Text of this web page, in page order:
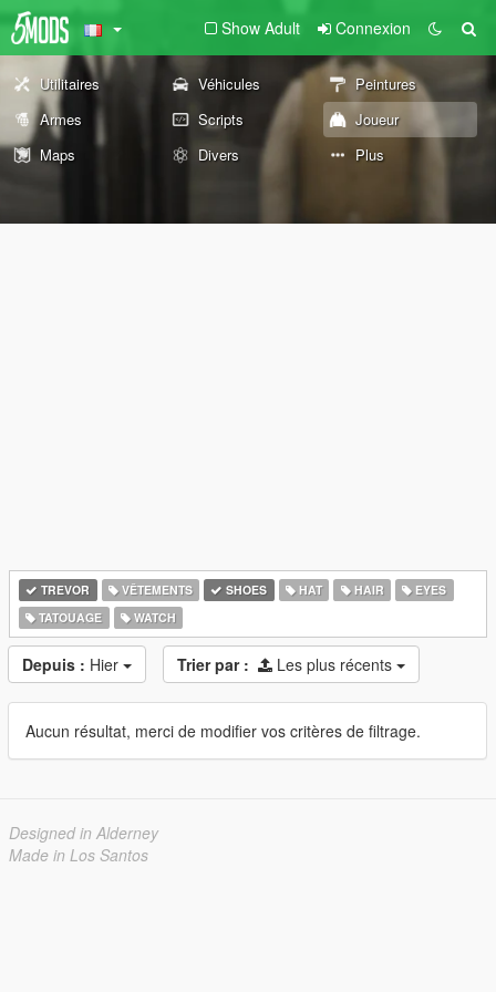
Show Adult Connexion
Utilitaires Véhicules
Peintures
Armes
Scripts
Joueur
Maps
Divers Plus
TREVOR VÊTEMENTS SHOES HAT HAIR
EYES
TATOUAGE
WATCH
Depuis : Hier Trier par : Les plus récents
Aucun résultat, merci de modifier vos critères de filtrage.
Designed in Alderney
Made in Los Santos